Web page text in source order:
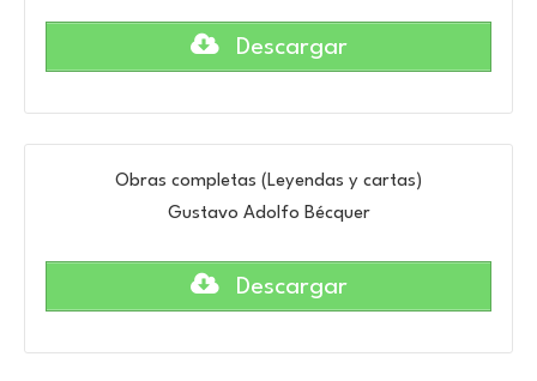
Descargar
Obras completas (Leyendas y cartas)
Gustavo Adolfo Bécquer
Descargar